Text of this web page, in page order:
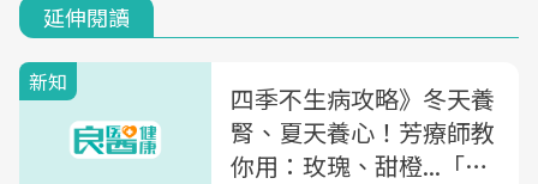
延伸閱讀
新知
四季不生病攻略》冬天養
腎、夏天養心！芳療師教
你用：玫瑰、甜橙...「5